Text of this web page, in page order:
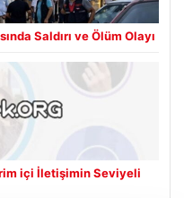
Saldırı ve Ölüm Olayı
içi İletişimin Seviyeli